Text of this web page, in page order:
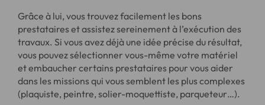
Grâce à lui, vous trouvez facilement les bons
prestataires et assistez sereinement à l’exécution des
travaux. Si vous avez déjà une idée précise du résultat,
vous pouvez sélectionner vous-même votre matériel
et embaucher certains prestataires pour vous aider
dans les missions qui vous semblent les plus complexes
(plaquiste, peintre, solier-moquettiste, parqueteur…).